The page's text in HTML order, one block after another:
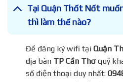
Tại Quận Thốt Nốt
thì làm thế nào?
Để đăng ký wifi tạiQuận
địa bànTP Cần Thơquý
số điện thoại duy nhất: